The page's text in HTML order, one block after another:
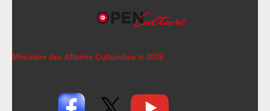
Ministère des Affaires Culturelles © 2026